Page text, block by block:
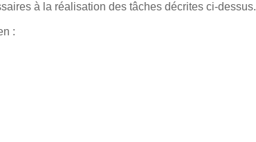
à la réalisation des tâches décrites ci-dessus.
: